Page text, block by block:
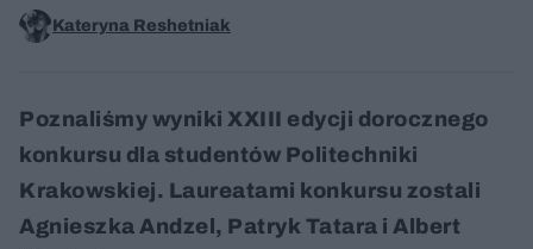
Kateryna Reshetniak
Poznaliśmy wyniki XXIII edycji dorocznego
konkursu dla studentów Politechniki
Krakowskiej. Laureatami konkursu zostali
Agnieszka Andzel, Patryk Tatara i Albert